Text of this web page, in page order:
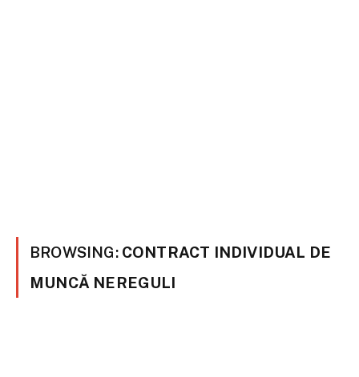
BROWSING: CONTRACT INDIVIDUAL DE
MUNCĂ NEREGULI